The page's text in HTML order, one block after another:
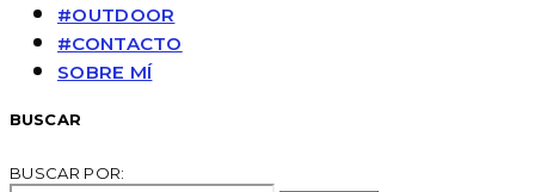
#OUTDOOR
#CONTACTO
SOBRE MÍ
BUSCAR
BUSCAR POR: